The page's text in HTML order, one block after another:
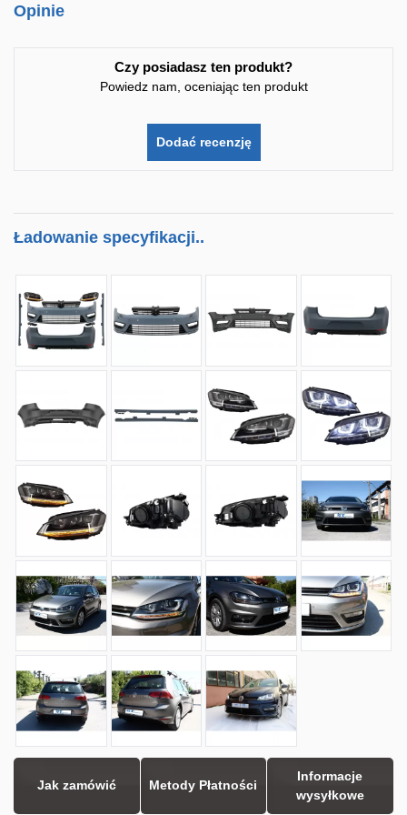
Opinie
Czy posiadasz ten produkt?
Powiedz nam, oceniając ten produkt
Dodać recenzję
Ładowanie specyfikacji..
Jak zamówić Metody Płatności
Informacje
wysyłkowe